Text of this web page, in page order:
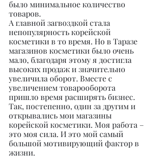
было минимальное количество
товаров.
А главной загвоздкой стала
непопулярность корейской
косметики в то время. Но в Таразе
магазинов косметики было очень
мало, благодаря этому я достигла
высоких продаж и значительно
увеличила оборот. Вместе с
увеличением товарооборота
пришло время расширять бизнес.
Так, постепенно, один за другим и
открывались мои магазины
корейской косметики. Моя работа –
это моя сила. И это мой самый
большой мотивирующий фактор в
жизни.